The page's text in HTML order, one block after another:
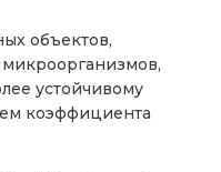
объектов,
устойчивому
коэффициента